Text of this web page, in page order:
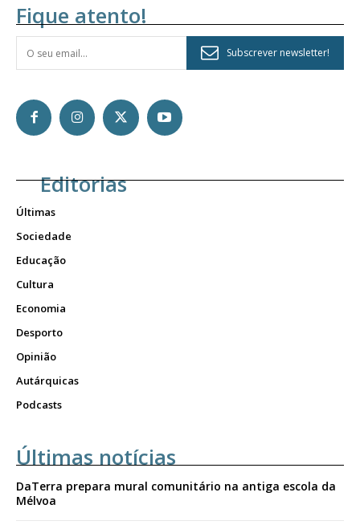
Fique atento!
Subscrever newsletter!
Editorias
Últimas
Sociedade
Educação
Cultura
Economia
Desporto
Opinião
Autárquicas
Podcasts
Últimas notícias
DaTerra prepara mural comunitário na antiga escola da
Mélvoa